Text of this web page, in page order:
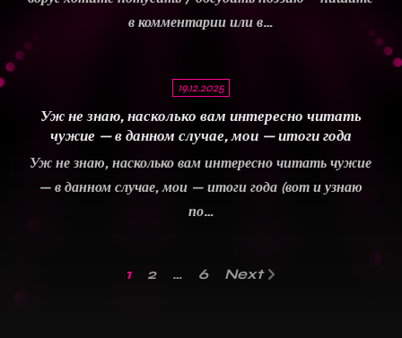
в комментарии или в…
19.12.2025
Уж не знаю, насколько вам интересно читать
чужие — в данном случае, мои —итоги года
Уж не знаю, насколько вам интересно читать чужие
— в данном случае, мои — итоги года (вот и узнаю
по…
1 2 … 6 Next